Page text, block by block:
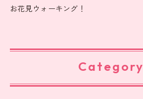
お花見ウォーキング！
Category